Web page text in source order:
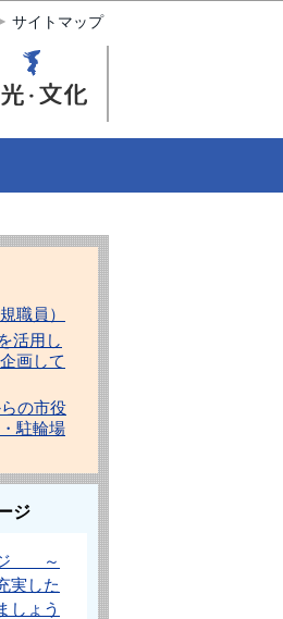
サイトマップ
職員）
活用し
画して
の市役
駐輪場
ジ
ジ ～
実した
しょう